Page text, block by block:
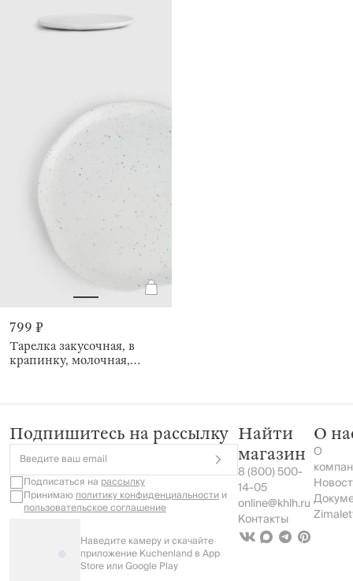
799 ₽
Тарелка закусочная, в
крапинку, молочная,
Подпишитесь на рассылку
Введите ваш email
Подписаться на рассылку
Принимаюполитику конфиденциальностии
пользовательское соглашение
Наведите камеру и скачайте
приложение Kuchenland в App
Store или Google Play
Найти
магазин
8 (800) 500-
14-05
online@khlh.ru
Контакты
О
О